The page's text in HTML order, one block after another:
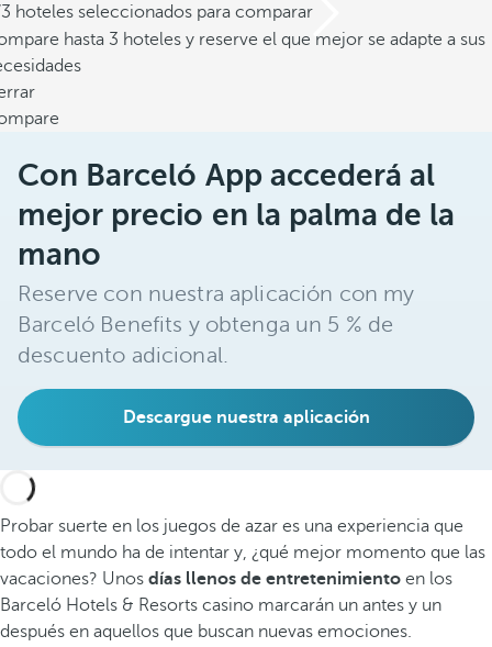
hoteles seleccionados para comparar
hasta 3 hoteles y reserve el que mejor se adapte a sus
Con Barceló App accederá al
mejor precio en la palma de la
mano
Reserve con nuestra aplicación con my
Barceló Benefits y obtenga un 5 % de
descuento adicional.
Descargue nuestra aplicación
Probar suerte en los juegos de azar es una experiencia que
todo el mundo ha de intentar y, ¿qué mejor momento que las
vacaciones? Unos días llenos de entretenimiento en los
Barceló Hotels & Resorts casino marcarán un antes y un
después en aquellos que buscan nuevas emociones.